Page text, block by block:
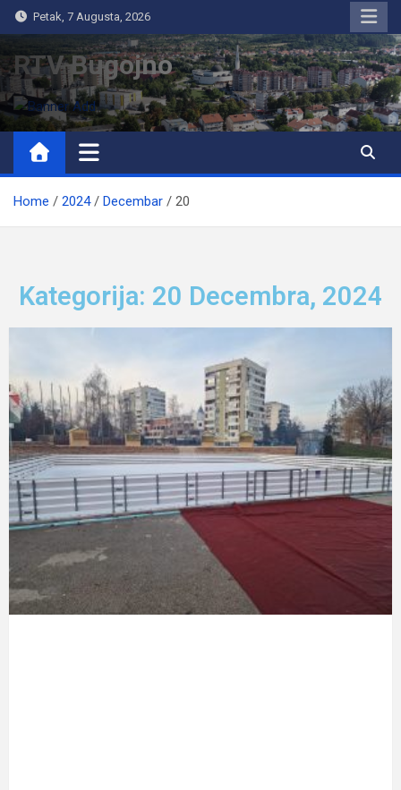
Petak, 7 Augusta, 2026
RTV Bugojno
Home 2024 Decembar 20
Kategorija: 20 Decembra, 2024